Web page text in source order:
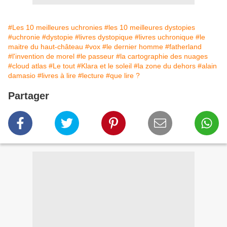
#Les 10 meilleures uchronies #les 10 meilleures dystopies
#uchronie #dystopie #livres dystopique #livres uchronique #le
maitre du haut-château #vox #le dernier homme #fatherland
#l'invention de morel #le passeur #la cartographie des nuages
#cloud atlas #Le tout #Klara et le soleil #la zone du dehors #alain
damasio #livres à lire #lecture #que lire ?
Partager